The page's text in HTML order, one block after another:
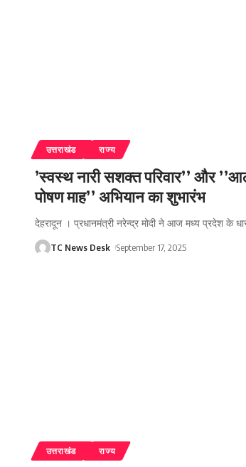
उत्तराखंड राज्य
’स्वस्थ नारी सशक्त परिवार’’ और
पोषण माह’’ अभियान का शुभारंभ
देहरादून । प्रधानमंत्री नरेन्द्र मोदी ने आज मध्य प्रदेश के
TC News Desk September 17, 2025
उत्तराखंड राज्य